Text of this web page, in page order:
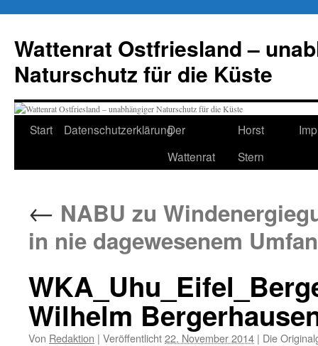
springen
Wattenrat Ostfriesland –
Naturschutz für die Küste
Start DatenschutzerklärungDer
Wattenrat
Horst
Stern
← NABU zu
in nie dagewesenem
Wilhelm
Von Redaktion | Veröffentlicht22. November 2014 | Die